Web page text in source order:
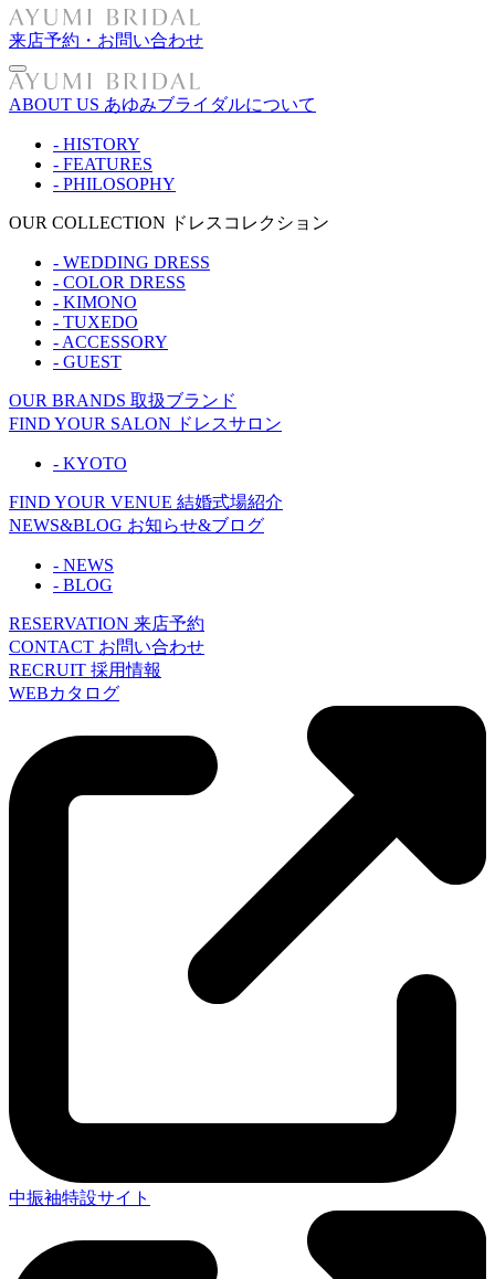
来店予約・お問い合わせ
ABOUT US あゆみブライダルについて
- HISTORY
- FEATURES
- PHILOSOPHY
OUR COLLECTION ドレスコレクション
- WEDDING DRESS
- COLOR DRESS
- KIMONO
- TUXEDO
- ACCESSORY
- GUEST
OUR BRANDS 取扱ブランド
FIND YOUR SALON ドレスサロン
- KYOTO
FIND YOUR VENUE 結婚式場紹介
NEWS&BLOG お知らせ&ブログ
- NEWS
- BLOG
RESERVATION 来店予約
CONTACT お問い合わせ
RECRUIT 採用情報
WEBカタログ
中振袖特設サイト